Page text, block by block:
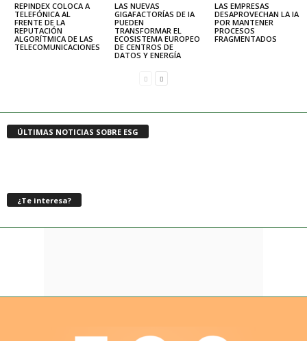
REPINDEX COLOCA A
TELEFÓNICA AL
FRENTE DE LA
REPUTACIÓN
ALGORÍTMICA DE LAS
TELECOMUNICACIONES
LAS NUEVAS
GIGAFACTORÍAS DE IA
PUEDEN
TRANSFORMAR EL
ECOSISTEMA EUROPEO
DE CENTROS DE
DATOS Y ENERGÍA
LAS EMPRESAS
DESAPROVECHAN LA IA
POR MANTENER
PROCESOS
FRAGMENTADOS
ÚLTIMAS NOTICIAS SOBRE ESG
¿Te interesa?